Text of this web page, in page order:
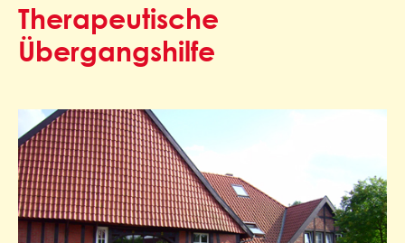
Therapeutische
Übergangshilfe